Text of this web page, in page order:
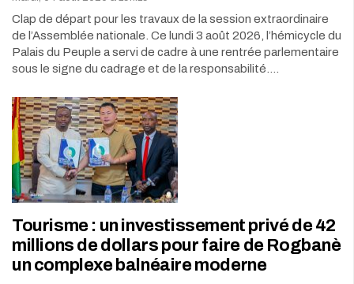
​Clap de départ pour les travaux de la session extraordinaire
de l’Assemblée nationale. Ce lundi 3 août 2026, l’hémicycle du
Palais du Peuple a servi de cadre à une rentrée parlementaire
sous le signe du cadrage et de la responsabilité.…
Tourisme : un investissement privé de 42
millions de dollars pour faire de Rogbanè
un complexe balnéaire moderne